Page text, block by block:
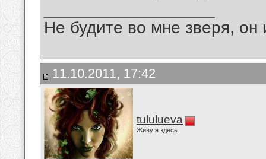
Не будите во мне зверя, он
11.10.2011, 17:42
tululueva
Живу я здесь